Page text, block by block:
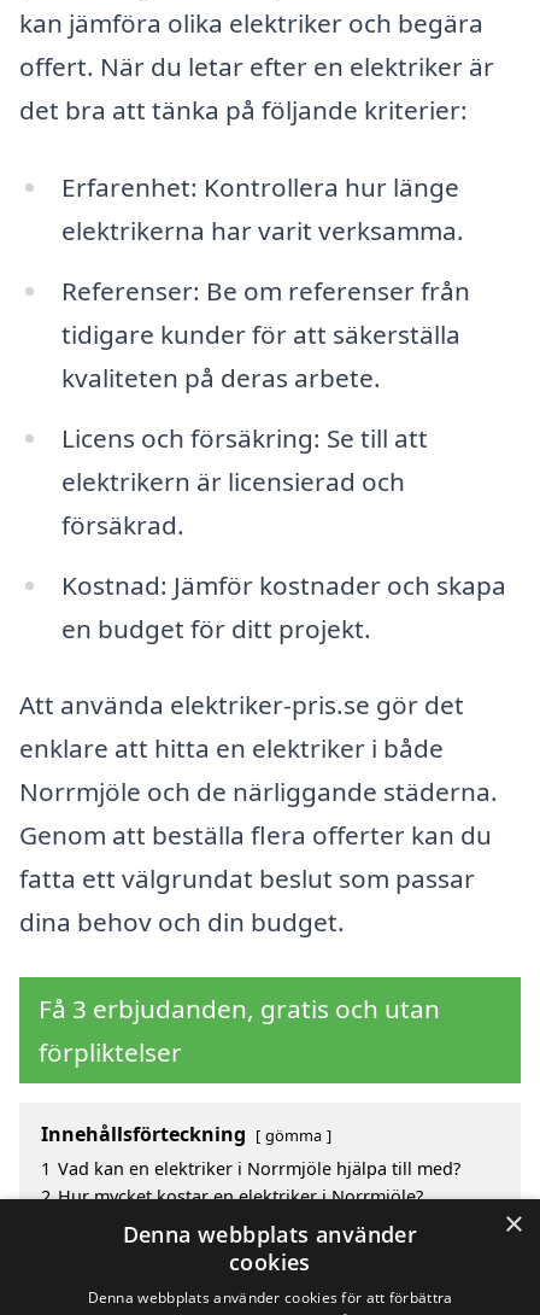
kan jämföra olika elektriker och begära
offert. När du letar efter en elektriker är
det bra att tänka på följande kriterier:
Erfarenhet: Kontrollera hur länge
elektrikerna har varit verksamma.
Referenser: Be om referenser från
tidigare kunder för att säkerställa
kvaliteten på deras arbete.
Licens och försäkring: Se till att
elektrikern är licensierad och
försäkrad.
Kostnad: Jämför kostnader och skapa
en budget för ditt projekt.
Att använda elektriker-pris.se gör det
enklare att hitta en elektriker i både
Norrmjöle och de närliggande städerna.
Genom att beställa flera offerter kan du
fatta ett välgrundat beslut som passar
dina behov och din budget.
Få 3 erbjudanden, gratis och utan
förpliktelser
Innehållsförteckning gömma
1 Vad kan en elektriker i Norrmjöle hjälpa till med?
2 Hur mycket kostar en elektriker i Norrmjöle?
Fördelar med att välja elektriker i Norrmjöle
Sök efter en skicklig elektriker i de omgivande
×
Denna webbplats använder
cookies
Denna webbplats använder cookies för att förbättra